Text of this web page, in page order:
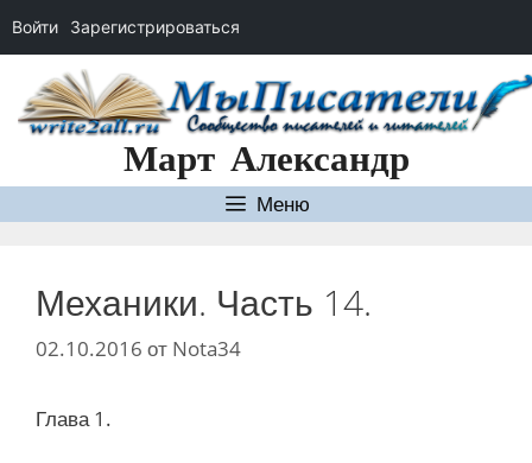
Перейти
содержимомуМарт Александр
Меню
Механики. Часть 14.
02.10.2016 от Nota34
Глава 1.
Войти Зарегистрироваться